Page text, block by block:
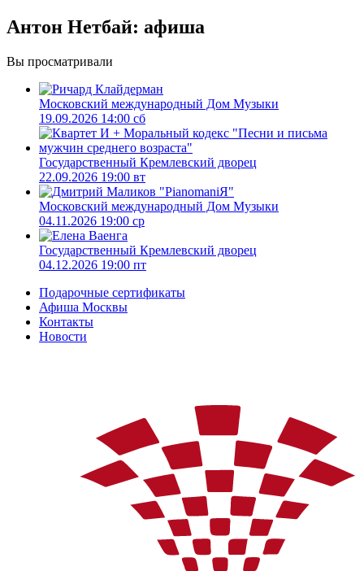
Антон Нетбай: афиша
Вы просматривали
Московский международный Дом Музыки
19.09.2026 14:00 сб
Государственный Кремлевский дворец
22.09.2026 19:00 вт
Московский международный Дом Музыки
04.11.2026 19:00 ср
Государственный Кремлевский дворец
04.12.2026 19:00 пт
Подарочные сертификаты
Афиша Москвы
Контакты
Новости